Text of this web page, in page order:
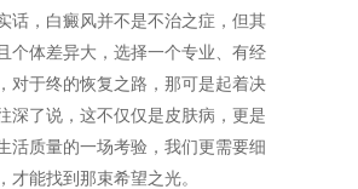
话，白癜风并不是不治之症，但其
个体差异大，选择一个专业、有经
对于终的恢复之路，那可是起着决
深了说，这不仅仅是皮肤病，更是
活质量的一场考验，我们更需要细
才能找到那束希望之光。